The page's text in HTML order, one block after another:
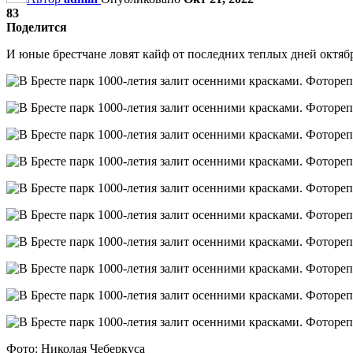
83
Поделится
И юные брестчане ловят кайф от последних теплых дней
Фото: Николая Чеберкуса